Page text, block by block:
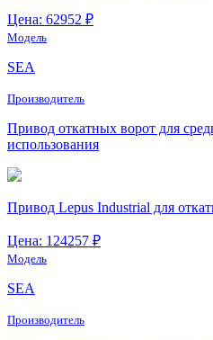
Цена: 62952 ₽
Модель
SEA
Производитель
Привод откатных ворот для
использования
Привод Lepus Industrial для
Цена: 124257 ₽
Модель
SEA
Производитель